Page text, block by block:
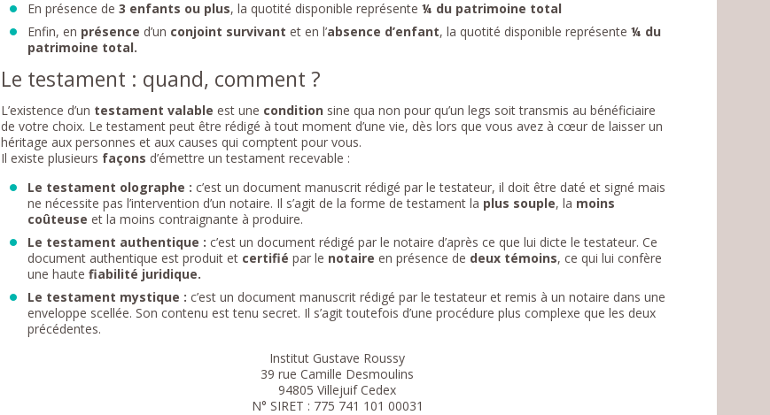
En présence de3 enfants ou plus, la quotité disponible représente¼ du patrimoine total
Enfin, en présence d’un conjoint survivant et en l’absence d’enfant, la quotité disponible représente¼ du
patrimoine total.
Le testament : quand, comment ?
L’existence d’un testament valable est une condition sine qua non pour qu’un legs soit transmis au bénéficiaire
de votre choix. Le testament peut être rédigé à tout moment d’une vie, dès lors que vous avez à cœur de laisser un
héritage aux personnes et aux causes qui comptent pour vous.
Il existe plusieurs façons d’émettre un testament recevable :
Le testament olographe : c’est un document manuscrit rédigé par le testateur, il doit être daté et signé mais
ne nécessite pas l’intervention d’un notaire. Il s’agit de la forme de testament la plus souple, la moins
coûteuse et la moins contraignante à produire.
Le testament authentique : c’est un document rédigé par le notaire d’après ce que lui dicte le testateur. Ce
document authentique est produit et certifié par le notaire en présence de deux témoins, ce qui lui confère
une hautefiabilité juridique.
Le testament mystique : c’est un document manuscrit rédigé par le testateur et remis à un notaire dans une
enveloppe scellée. Son contenu est tenu secret. Il s’agit toutefois d’une procédure plus complexe que les deux
précédentes.
Institut Gustave Roussy
39 rue Camille Desmoulins
94805 Villejuif Cedex
N° SIRET : 775 741 101 00031